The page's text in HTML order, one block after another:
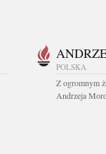
POLSKA
Z ogromnym
Andrzeja